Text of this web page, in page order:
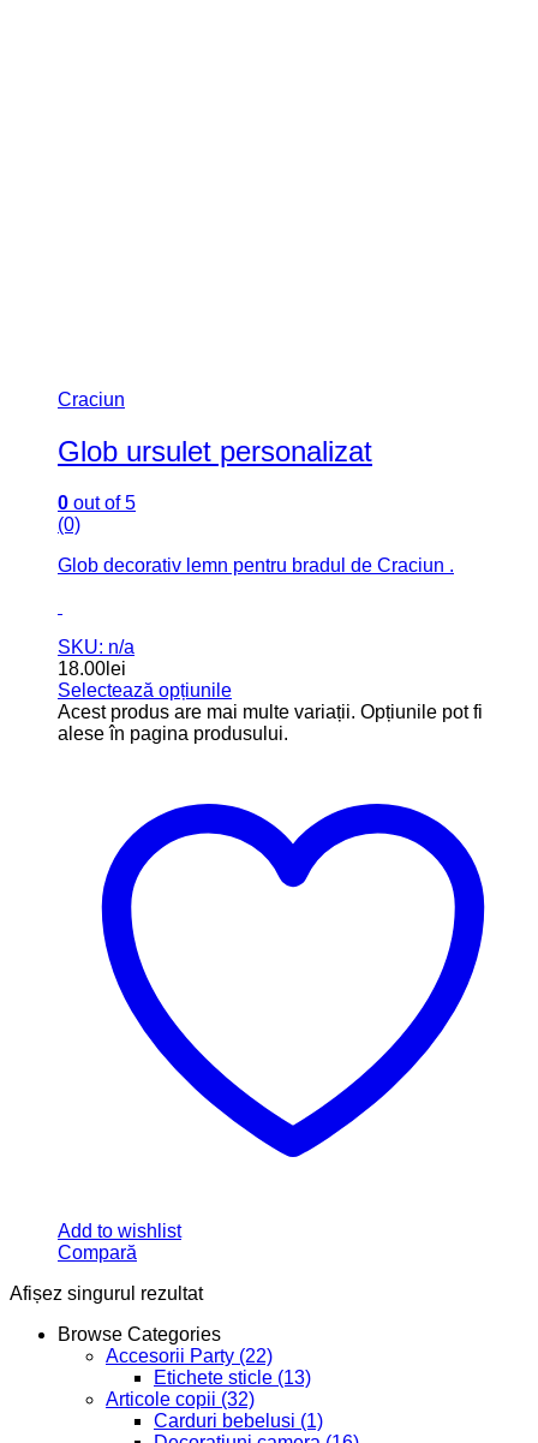
Craciun
Glob ursulet personalizat
0 out of 5
(0)
Glob decorativ lemn pentru bradul de Craciun .
SKU: n/a
18.00 lei
Selectează opțiunile
Acest produs are mai multe variații. Opțiunile pot fi
alese în pagina produsului.
Add to wishlist
Compară
Afișez singurul rezultat
Browse Categories
Accesorii Party (22)
Etichete sticle (13)
Articole copii (32)
Carduri bebelusi (1)